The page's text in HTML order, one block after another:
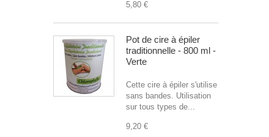
5,80 €
Pot de cire à épiler
traditionnelle - 800 ml -
Verte
Cette cire à épiler s'utilise
sans bandes. Utilisation
sur tous types de...
9,20 €